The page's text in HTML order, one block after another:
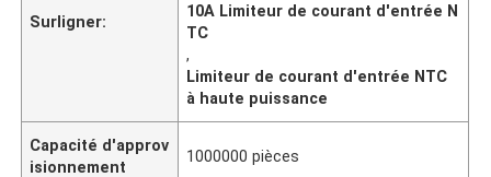
Surligner:
10A Limiteur de courant d'entrée N
TC
,
Limiteur de courant d'entrée NTC
à haute puissance
Capacité d'approv
isionnement
1000000 pièces